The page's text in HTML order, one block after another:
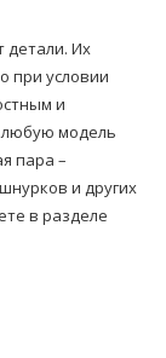
детали. Их
при условии
и
любую модель
пара –
и других
в разделе